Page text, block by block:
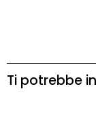
Ti potrebbe